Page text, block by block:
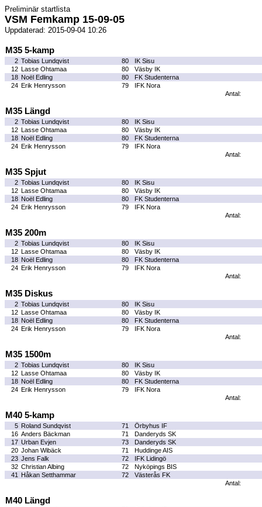
Preliminär startlista
VSM Femkamp 15-09-05
Uppdaterad: 2015-09-04 10:26
M35 5-kamp
2 Tobias Lundqvist 80
IK Sisu
12 Lasse Ohtamaa 80
Väsby IK
18 Noël Edling 80
FK Studenterna
24 Erik Henrysson 79
IFK Nora
Antal:
M35 Längd
2 Tobias Lundqvist 80
IK Sisu
12 Lasse Ohtamaa 80
Väsby IK
18 Noël Edling 80
FK Studenterna
24 Erik Henrysson 79
IFK Nora
Antal:
M35 Spjut
2 Tobias Lundqvist 80
IK Sisu
12 Lasse Ohtamaa 80
Väsby IK
18 Noël Edling 80
FK Studenterna
24 Erik Henrysson 79
IFK Nora
Antal:
M35 200m
2 Tobias Lundqvist 80
IK Sisu
12 Lasse Ohtamaa 80
Väsby IK
18 Noël Edling 80
FK Studenterna
24 Erik Henrysson 79
IFK Nora
Antal:
M35 Diskus
2 Tobias Lundqvist 80
IK Sisu
12 Lasse Ohtamaa 80
Väsby IK
18 Noël Edling 80
FK Studenterna
24 Erik Henrysson 79
IFK Nora
Antal:
M35 1500m
2 Tobias Lundqvist 80
IK Sisu
12 Lasse Ohtamaa 80
Väsby IK
18 Noël Edling 80
FK Studenterna
24 Erik Henrysson 79
IFK Nora
Antal:
M40 5-kamp
5 Roland Sundqvist 71
Örbyhus IF
16 Anders Bäckman 71
Danderyds SK
17 Urban Evjen 73
Danderyds SK
20 Johan Wibäck 71
Huddinge AIS
23 Jens Falk 72
IFK Lidingö
32 Christian Albing 72
Nyköpings BIS
41
Håkan Setthammar 72
Västerås FK
Antal:
M40 Längd